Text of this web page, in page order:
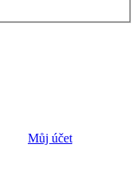
Můj účet